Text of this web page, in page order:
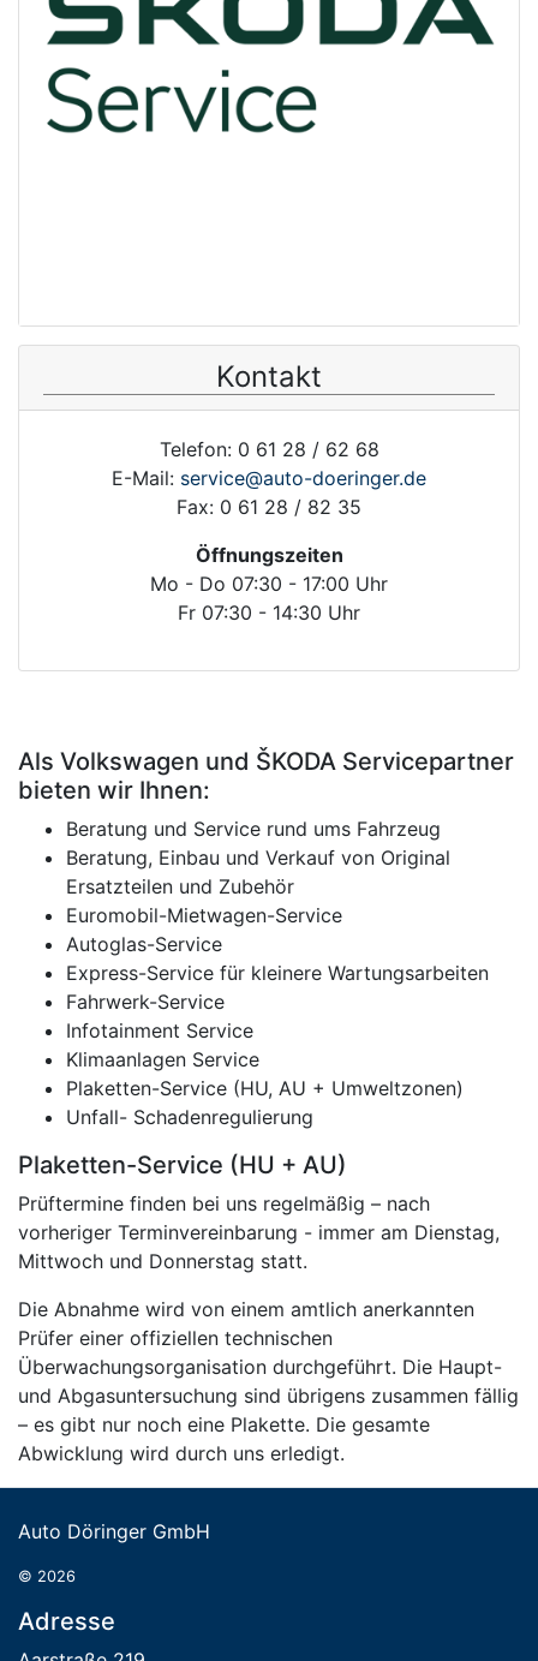
Kontakt
Telefon: 0 61 28 / 62 68
E-Mail: service@auto-doeringer.de
Fax: 0 61 28 / 82 35
Öffnungszeiten
Mo - Do 07:30 - 17:00 Uhr
Fr 07:30 - 14:30 Uhr
Als Volkswagen und ŠKODA Servicepartner
bieten wir Ihnen:
Beratung und Service rund ums Fahrzeug
Beratung, Einbau und Verkauf von Original
Ersatzteilen und Zubehör
Euromobil-Mietwagen-Service
Autoglas-Service
Express-Service für kleinere Wartungsarbeiten
Fahrwerk-Service
Infotainment Service
Klimaanlagen Service
Plaketten-Service (HU, AU + Umweltzonen)
Unfall- Schadenregulierung
Plaketten-Service (HU + AU)
Prüftermine finden bei uns regelmäßig – nach
vorheriger Terminvereinbarung - immer am Dienstag,
Mittwoch und Donnerstag statt.
Die Abnahme wird von einem amtlich anerkannten
Prüfer einer offiziellen technischen
Überwachungsorganisation durchgeführt. Die Haupt-
und Abgasuntersuchung sind übrigens zusammen fällig
– es gibt nur noch eine Plakette. Die gesamte
Abwicklung wird durch uns erledigt.
Auto Döringer GmbH
© 2026
Adresse